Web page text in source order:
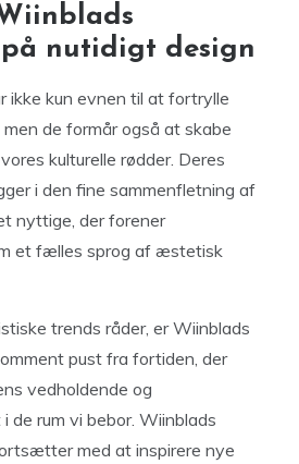
nutidigt design
ikke kun evnen til at fortrylle
de formår også at skabe
kulturelle rødder. Deres
i den fine sammenfletning af
nyttige, der forener
et fælles sprog af æstetisk
trends råder, er Wiinblads
pust fra fortiden, der
vedholdende og
de rum vi bebor. Wiinblads
med at inspirere nye